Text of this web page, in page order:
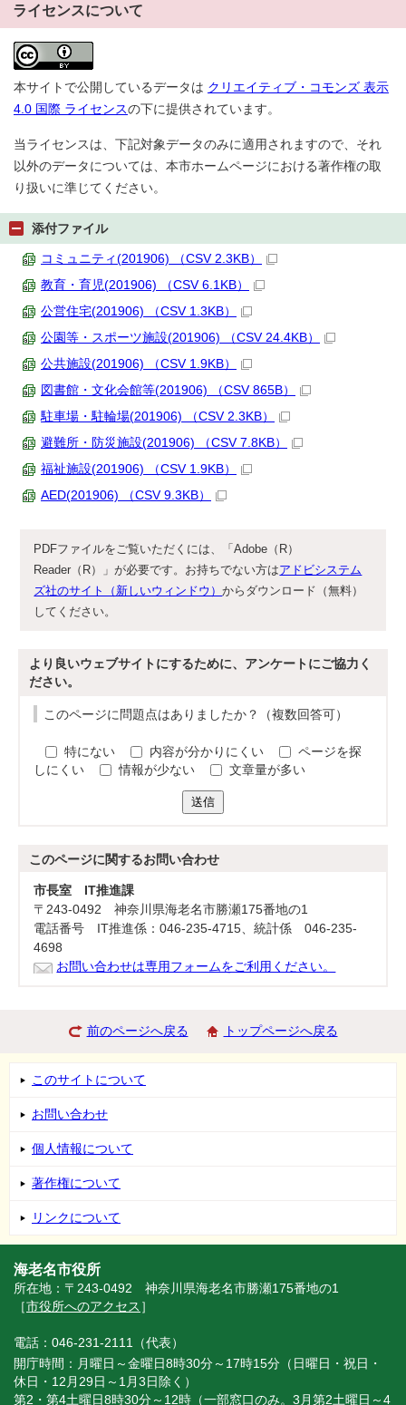
ライセンスについて
本サイトで公開しているデータは クリエイティブ・コモンズ 表示
4.0 国際 ライセンスの下に提供されています。
当ライセンスは、下記対象データのみに適用されますので、それ
以外のデータについては、本市ホームページにおける著作権の取
り扱いに準じてください。
添付ファイル
コミュニティ(201906) （CSV 2.3KB）
教育・育児(201906) （CSV 6.1KB）
公営住宅(201906) （CSV 1.3KB）
公園等・スポーツ施設(201906) （CSV 24.4KB）
公共施設(201906) （CSV 1.9KB）
図書館・文化会館等(201906) （CSV 865B）
駐車場・駐輪場(201906) （CSV 2.3KB）
避難所・防災施設(201906) （CSV 7.8KB）
福祉施設(201906) （CSV 1.9KB）
AED(201906) （CSV 9.3KB）
PDFファイルをご覧いただくには、「Adobe（R）
Reader（R）」が必要です。お持ちでない方はアドビシステム
ズ社のサイト（新しいウィンドウ）からダウンロード（無料）
してください。
より良いウェブサイトにするために、アンケートにご協力く
ださい。
このページに問題点はありましたか？（複数回答可）
特にない 内容が分かりにくい
ページを探
しにくい
情報が少ない 文章量が多い
送信
このページに関するお問い合わせ
市長室 IT推進課
〒243-0492 神奈川県海老名市勝瀬175番地の1
電話番号 IT推進係：046-235-4715、統計係 046-235-
4698
お問い合わせは専用フォームをご利用ください。
前のページへ戻る トップページへ戻る
このサイトについて
お問い合わせ
個人情報について
著作権について
リンクについて
海老名市役所
所在地：〒243-0492 神奈川県海老名市勝瀬175番地の1
［市役所へのアクセス ］
電話：046-231-2111（代表）
開庁時間：月曜日～金曜日8時30分～17時15分（日曜日・祝日・
休日・12月29日～1月3日除く）
第2・第4土曜日8時30分～12時（一部窓口のみ。3月第2土曜日～4